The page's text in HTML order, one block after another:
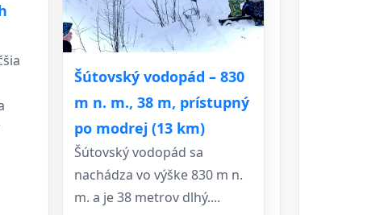
Šútovský vodopád – 830
m n. m., 38 m, prístupný
po modrej (13 km)
Šútovský vodopád sa
nachádza vo výške 830 m n.
m. a je 38 metrov dlhý....